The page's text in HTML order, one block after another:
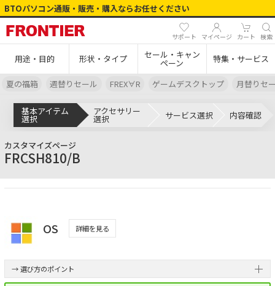
BTOパソコン通販・販売・購入ならお任せください
サポート マイページ カート 検索
用途・目的 形状・タイプ セール・キャン
ペーン 特集・サービス
夏の福箱 週替りセール FREX∀R ゲームデスクトップ 月替りセ
基本アイテム
選択
アクセサリー
選択 サービス選択 内容確認
カスタマイズページ
FRCSH810/B
OS 詳細を見る
→ 選び方のポイント